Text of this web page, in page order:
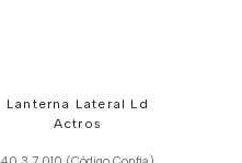
Lanterna Lateral Ld
Actros